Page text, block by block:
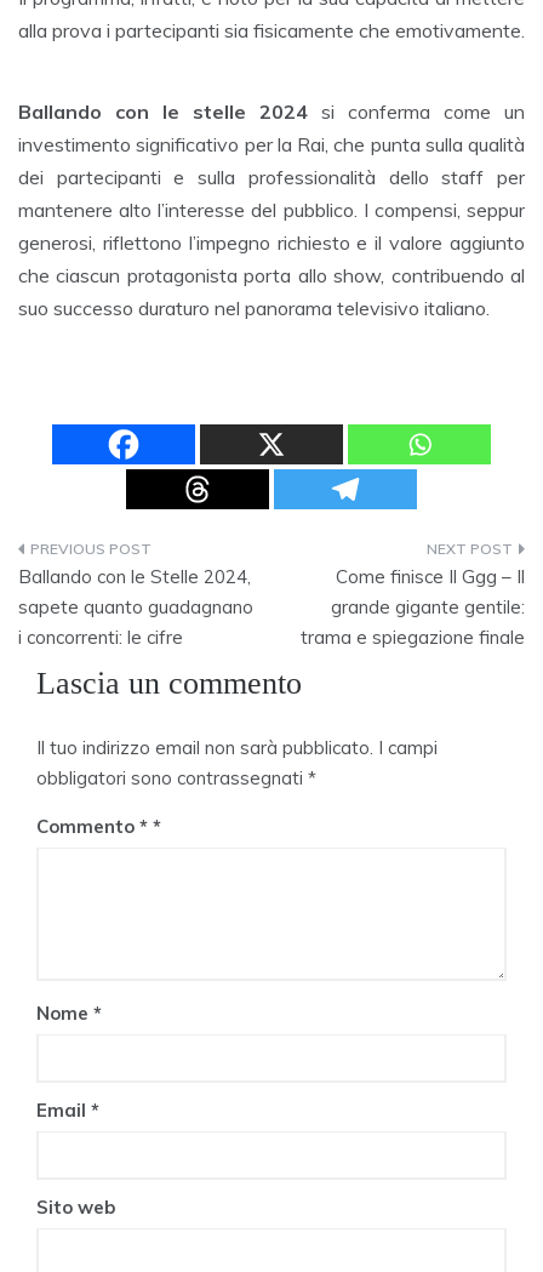
alla prova i partecipanti sia fisicamente che emotivamente.
Ballando con le stelle 2024 si conferma come un
investimento significativo per la Rai, che punta sulla qualità
dei partecipanti e sulla professionalità dello staff per
mantenere alto l’interesse del pubblico. I compensi, seppur
generosi, riflettono l’impegno richiesto e il valore aggiunto
che ciascun protagonista porta allo show, contribuendo al
suo successo duraturo nel panorama televisivo italiano.
Navigazione
articoli
Ballando con le Stelle 2024,
sapete quanto guadagnano
i concorrenti: le cifre
Come finisce Il Ggg – Il
grande gigante gentile:
trama e spiegazione finale
Lascia un commento
Il tuo indirizzo email non sarà pubblicato. I campi
obbligatori sono contrassegnati *
Commento *
Nome *
Email *
Sito web